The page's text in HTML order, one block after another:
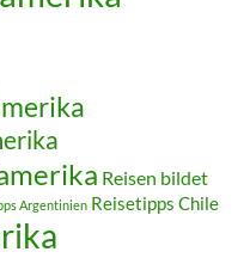
Reisen bildet
Argentinien Reisetipps Chile